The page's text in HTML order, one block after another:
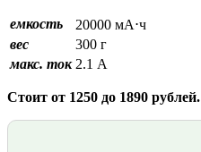
емкость
20000 мА⋅ч
вес
300 г
макс. ток 2.1 А
Стоит от 1250 до 1890 рублей.